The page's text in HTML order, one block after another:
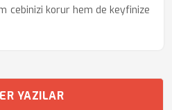
cebinizi korur hem de keyfinize
YAZILAR